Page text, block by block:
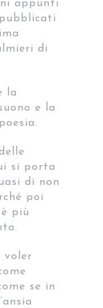
appunti
di
la
e la
si porta
di non
poi
più
voler
se in